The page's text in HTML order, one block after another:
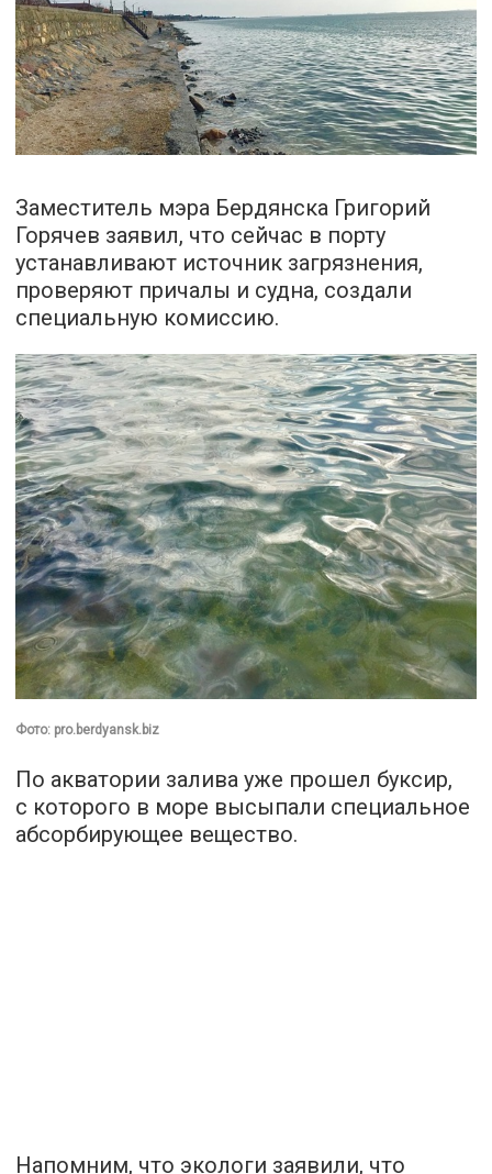
Заместитель мэра Бердянска Григорий
Горячев заявил, что сейчас в порту
устанавливают источник загрязнения,
проверяют причалы и судна, создали
специальную комиссию.
Фото: pro.berdyansk.biz
По акватории залива уже прошел буксир,
с которого в море высыпали специальное
абсорбирующее вещество.
Напомним, что экологи заявили, что